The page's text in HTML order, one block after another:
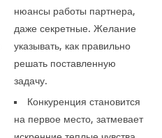
нюансы работы партнера,
даже секретные. Желание
указывать, как правильно
решать поставленную
задачу.
Конкуренция становится
на первое место, затмевает